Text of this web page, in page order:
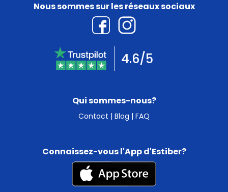
Qui sommes-nous?
Contact | Blog | FAQ
Nous sommes sur les réseaux sociaux
4.6/5
Connaissez-vous l'App d'Estiber?